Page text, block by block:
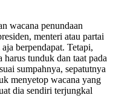
wacana penundaan
menteri atau partai
berpendapat. Tetapi,
harus tunduk dan taat pada
sumpahnya, sepatutnya
menyetop wacana yang
dia sendiri terjungkal